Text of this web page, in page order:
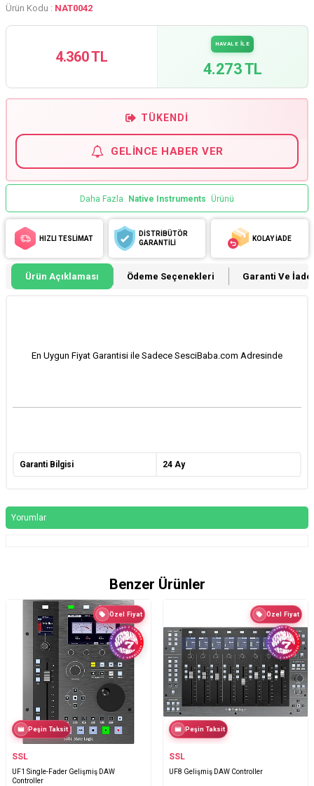
Ürün Kodu : NAT0042
4.360 TL
HAVALE İLE
4.273 TL
TÜKENDI
GELINCE HABER VER
Daha Fazla Native Instruments Ürünü
HIZLI TESLİMAT
DİSTRİBÜTÖR
GARANTİLİ
KOLAY İADE
Ürün Açıklaması Ödeme Seçenekleri Garanti Ve İade
En Uygun Fiyat Garantisi ile Sadece SesciBaba.com Adresinde
Garanti Bilgisi 24 Ay
Yorumlar
Benzer Ürünler
Özel Fiyat
Peşin Taksit
SSL
UF1 Single-Fader Gelişmiş DAW
Controller
Özel Fiyat
Peşin Taksit
SSL
UF8 Gelişmiş DAW Controller